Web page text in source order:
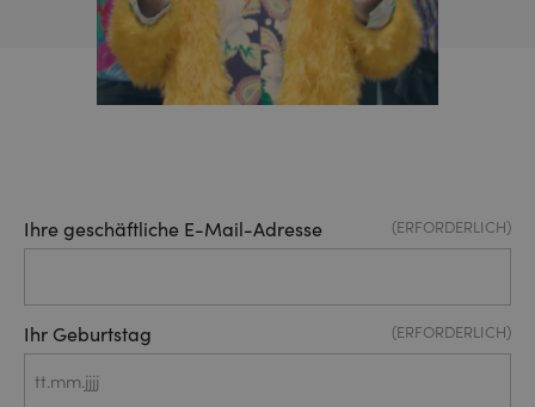
Ihre geschäftliche E-Mail-Adresse (ERFORDERLICH)
Ihr Geburtstag (ERFORDERLICH)
TT